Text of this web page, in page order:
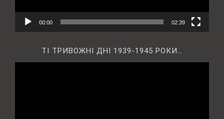
00:00 02:39
ТІ ТРИВОЖНІ ДНІ 1939-1945 РОКИ…